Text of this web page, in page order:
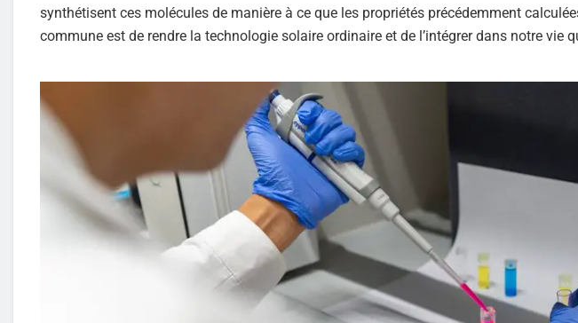
synthétisent ces molécules de manière à ce que les propriétés précédemment
commune est de rendre la technologie solaire ordinaire et de l’intégrer dans notre vie